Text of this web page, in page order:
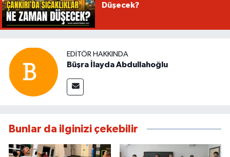
Düşecek?
EDITÖR HAKKINDA
Büşra İlayda Abdullahoğlu
Bunlar da ilginizi çekebilir